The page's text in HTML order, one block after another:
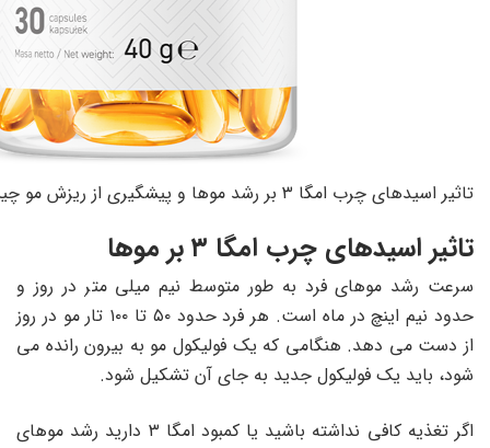
تاثیر اسیدهای چرب امگا ۳ بر رشد موها و پیشگیری از ریزش مو چیست؟
تاثیر اسیدهای چرب امگا ۳ بر موها
سرعت رشد موهای فرد به طور متوسط ​​نیم میلی متر در روز و
حدود نیم اینچ در ماه است. هر فرد حدود ۵۰ تا ۱۰۰ تار مو در روز
از دست می دهد. هنگامی که یک فولیکول مو به بیرون رانده می
شود، باید یک فولیکول جدید به جای آن تشکیل شود.
اگر تغذیه کافی نداشته باشید یا کمبود امگا ۳ دارید رشد موهای